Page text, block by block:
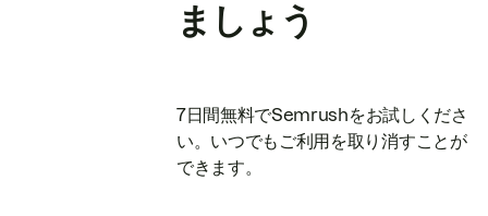
ましょう
7日間無料でSemrushをお試しくださ
い。いつでもご利用を取り消すことが
できます。